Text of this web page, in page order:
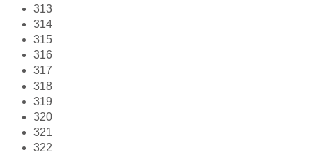
313
314
315
316
317
318
319
320
321
322